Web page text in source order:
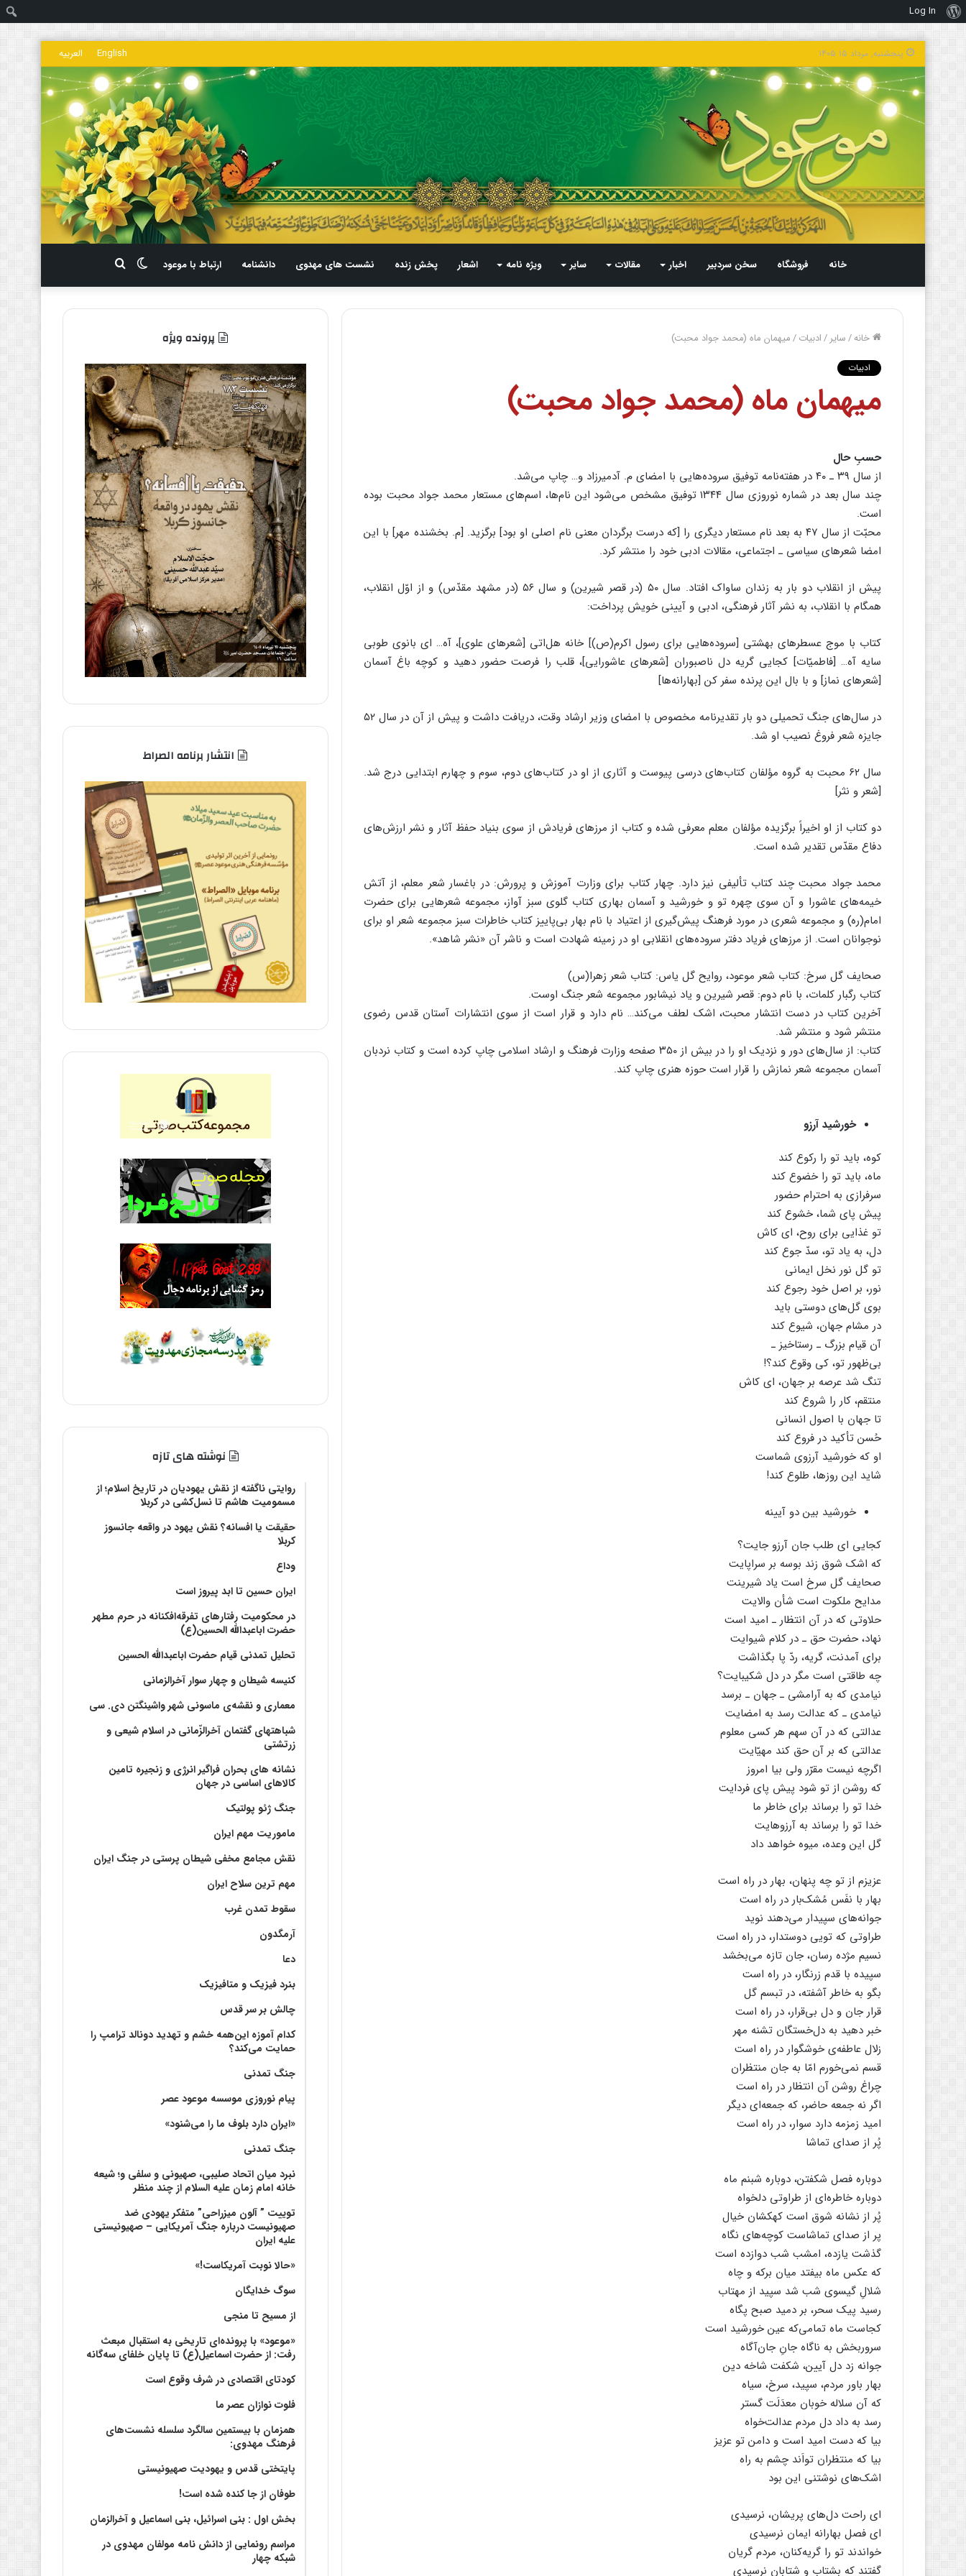
درباره
وردپرس
Log In
پنجشنبه, مرداد ۱۵ ۱۴۰۵ English العربیه
خانه فروشگاه سخن سردبیر اخبار مقالات سایر ویژه نامه اشعار پخش زنده نشست های مهدوی دانشنامه ارتباط با موعود
برای
تغییر
پوسته
خانه/سایر /ادبیات/میهمان ماه (محمد جواد محبت)
ادبیات
میهمان ماه (محمد جواد محبت)
حسبِ حال
از سال ۳۹ ـ ۴۰ در هفته‌نامه توفیق سروده‌هایی با امضای م. آدمیرزاد و… چاپ می‌شد.
چند سال بعد در شماره نوروزی سال ۱۳۴۴ توفیق مشخص می‌شود این نام‌ها، اسم‌های مستعار محمد جواد محبت بوده
است.
محبّت از سال ۴۷ به بعد نام مستعار دیگری را [که درست برگردان معنی نام اصلی او بود] برگزید. [م. بخشنده مهر] با این
امضا شعرهای سیاسی ـ اجتماعی، مقالات ادبی خود را منتشر کرد.
پیش از انقلاب دو بار به زندان ساواک افتاد. سال ۵۰ (در قصر شیرین) و سال ۵۶ (در مشهد مقدّس) و از اوّل انقلاب،
همگام با انقلاب، به نشر آثار فرهنگی، ادبی و آیینی خویش پرداخت:
کتاب با موج عسطرهای بهشتی [سروده‌هایی برای رسول اکرم(ص)] خانه هل‌اتی [شعرهای علوی]، آه… ای بانوی طوبی
سایه آه… [فاطمیّات] کجایی گریه دل ناصبوران [شعرهای عاشورایی]، قلب را فرصت حضور دهید و کوچه باغ آسمان
[شعرهای نماز] و با بال این پرنده سفر کن [بهارانه‌ها]
در سال‌های جنگ تحمیلی دو بار تقدیرنامه مخصوص با امضای وزیر ارشاد وقت، دریافت داشت و پیش از آن در سال ۵۲
جایزه شعر فروغ نصیب او شد.
سال ۶۲ محبت به گروه مؤلفان کتاب‌های درسی پیوست و آثاری از او در کتاب‌های دوم، سوم و چهارم ابتدایی درج شد.
[شعر و نثر]
دو کتاب از او اخیراً برگزیده مؤلفان معلم معرفی شده و کتاب از مرزهای فریادش از سوی بنیاد حفظ آثار و نشر ارزش‌های
دفاع مقدّس تقدیر شده است.
محمد جواد محبت چند کتاب تألیفی نیز دارد. چهار کتاب برای وزارت آموزش و پرورش: در باغسار شعر معلم، از آتش
خیمه‌های عاشورا و آن سوی چهره تو و خورشید و آسمان بهاری کتاب گلوی سبز آواز، مجموعه شعرهایی برای حضرت
امام(ره) و مجموعه شعری در مورد فرهنگ پیش‌گیری از اعتیاد با نام بهار بی‌پاییز کتاب خاطرات سبز مجموعه شعر او برای
نوجوانان است. از مرزهای فریاد دفتر سروده‌های انقلابی او در زمینه شهادت است و ناشر آن «نشر شاهد».
صحایف گل سرخ: کتاب شعر موعود، روایح گل یاس: کتاب شعر زهرا(س)
کتاب رگبار کلمات، با نام دوم: قصر شیرین و یاد نیشابور مجموعه شعر جنگ اوست.
آخرین کتاب در دست انتشار محبت، اشک لطف می‌کند… نام دارد و قرار است از سوی انتشارات آستان قدس رضوی
منتشر شود و منتشر شد.
کتاب: از سال‌های دور و نزدیک او را در بیش از ۳۵۰ صفحه وزارت فرهنگ و ارشاد اسلامی چاپ کرده است و کتاب نردبان
آسمان مجموعه شعر نمازش را قرار است حوزه هنری چاپ کند.
خورشید آرزو
کوه، باید تو را رکوع کند
ماه، باید تو را خضوع کند
سرفرازی به احترام حضور
پیش پای شما، خشوع کند
تو غذایی برای روح، ای کاش
دل، به یاد تو، سدّ جوع کند
تو گل نور نخل ایمانی
نور، بر اصل خود رجوع کند
بوی گل‌های دوستی باید
در مشام جهان، شیوع کند
آن قیام بزرگ ـ رستاخیز ـ
بی‌ظهور تو، کی وقوع کند؟!
تنگ شد عرصه بر جهان، ای کاش
منتقم، کار را شروع کند
تا جهان با اصول انسانی
حُسن تأکید در فروع کند
او که خورشید آرزوی شماست
شاید این روزها، طلوع کند!
خورشید بین دو آیینه
کجایی ای طلب جان آرزو جایت؟
که اشک شوق زند بوسه بر سراپایت
صحایف گل سرخ است یاد شیرینت
مدایح ملکوت است شأن والایت
حلاوتی که در آن انتظار ـ امید است
نهاد، حضرت حق ـ در کلام شیوایت
برای آمدنت، گریه، ردّ پا بگذاشت
چه طاقتی است مگر در دل شکیبایت؟
نیامدی که به آرامشی ـ جهان ـ برسد
نیامدی ـ که عدالت رسد به امضایت
عدالتی که در آن سهم هر کسی معلوم
عدالتی که بر آن حق کند مهیّایت
اگرچه نیست مقرّر ولی بیا امروز
که روشن از تو شود پیش پای فردایت
خدا تو را برساند برای خاطر ما
خدا تو را برساند به آرزوهایت
گل این وعده، میوه خواهد داد
عزیزم از تو چه پنهان، بهار در راه است
بهار با نفَس مُشک‌بار در راه است
جوانه‌های سپیدار می‌دهند نوید
طراوتی که تویی دوستدار، در راه است
نسیم مژده رسان، جان تازه می‌بخشد
سپیده با قدم زرنگار، در راه است
بگو به خاطر آشفته، در تبسم گل
قرار جان و دل بی‌قرار، در راه است
خبر دهید به دل‌خستگان تشنه مهر
زلال عاطفه‌ی خوشگوار در راه است
قسم نمی‌خورم امّا به جان منتظران
چراغ روشن آن انتظار در راه است
اگر نه جمعه حاضر، که جمعه‌ای دیگر
امید زمزمه دارد سوار، در راه است
پُر از صدای تماشا
دوباره فصل شکفتن، دوباره شبنم ماه
دوباره خاطره‌ای از طراوتی دلخواه
پُر از نشانه شوق است کهکشان خیال
پر از صدای تماشاست کوچه‌های نگاه
گذشت یازده، امشب شب دوازده است
که عکس ماه بیفتد میان برکه و چاه
شلالِ گیسوی شب شد سپید از مهتاب
رسید پیک سحر، بر دمید صبح پگاه
کجاست ماه تمامی‌که عین خورشید است
سروربخش به ناگاه جانِ جان‌آگاه
جوانه زد دل آیین، شکفت شاخه دین
بهار باور مردم، سپید، سرخ، سیاه
که آن سلاله خوبان معدَلَت گستر
رسد به داد دل مردم عدالت‌خواه
بیا که دست امید است و دامن تو عزیز
بیا که منتظران تواَند چشم به راه
اشک‌های نوشتنی این بود
ای راحت دل‌های پریشان، نرسیدی
ای فصل بهارانه ایمان نرسیدی
خواندند تو را گریه‌کنان، مردم گریان
گفتند که بشتاب و شتابان نرسیدی
پرونده ویژه
انتشار برنامه الصراط
نوشته های تازه
روایتی ناگفته از نقش یهودیان در تاریخ اسلام؛ از
مسمومیت هاشم تا نسل‌کشی در کربلا
حقیقت یا افسانه؟‌ نقش یهود در واقعه جانسوز
کربلا
وداع
ایران حسین تا ابد پیروز است
در محکومیت رفتارهای تفرقه‌افکنانه در حرم مطهر
حضرت اباعبدالله الحسین(ع)
تحلیل تمدنی قیام حضرت اباعبدالله الحسین
کنیسه شیطان و چهار سوار آخرالزمانی
معماری و نقشه‌ی ماسونی شهر واشينگتن دی. سی
شباهتهای گفتمان آخر‌الزّمانی در اسلام شیعی و
زرتشتی
نشانه های بحران فراگیر انرژی و زنجیره تامین
کالاهای اساسی در جهان
جنگ ژئو پولتیک
ماموریت مهم ایران
نقش مجامع مخفی شیطان پرستی در جنگ ایران
مهم ترین سلاح ایران
سقوط تمدن غرب
آرمگدون
دعا
بنرد فیزیک و متافیزیک
چالش بر سر قدس
کدام آموزه این‌همه خشم و تهدید دونالد ترامپ را
حمایت می‌کند؟
جنگ تمدنی
پیام نوروزی موسسه موعود عصر
«ایران دارد بلوف ما را می‌شنود»
جنگ تمدنی
نبرد میان اتحاد صلیبی، صهیونی و سلفی و؛ شیعه
خانه امام زمان علیه السلام از چند منظر
توییت ” آلون میزراحی” متفکر یهودی ضد
صهیونیست درباره جنگ آمریکایی – صهیونیستی
علیه ایران
«حالا نوبت آمریکاست!»
سوگ خدایگان
از مسیح تا منجی
«موعود» با پرونده‌ای تاریخی به استقبال مبعث
رفت: از حضرت اسماعیل(ع) تا پایان خلفای سه‌گانه
کودتای اقتصادی در شرف وقوع است
فلوت نوازان عصر ما
همزمان با بیستمین سالگرد سلسله نشست‌های
فرهنگ مهدوی:‌
پایتختی قدس و یهودیت صهیونیستی
طوفان از جا کنده شده است!
بخش اول : بنی اسرائیل، بنی اسماعیل و آخرالزمان
مراسم رونمایی از دانش نامه مولفان مهدوی در
شبکه چهار